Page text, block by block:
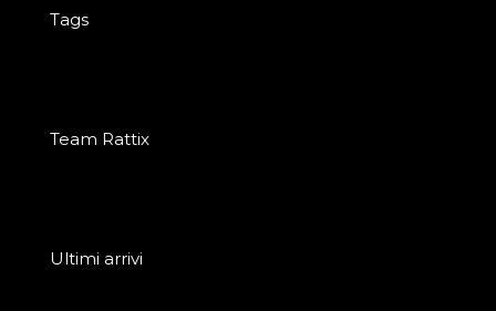
Tags
Team Rattix
Ultimi arrivi